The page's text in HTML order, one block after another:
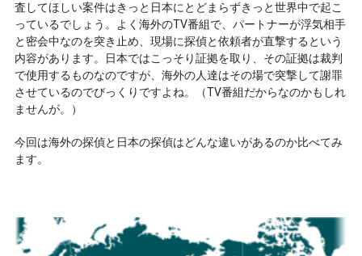
査してほしい案件はきっと日本にとどまらずきっと世界中で起こ
っているでしょう。よく海外のTV番組で、パートナーが浮気相手
と密会中なのを突き止め、現場に探偵と依頼者が直撃するという
内容があります。日本ではこっそり証拠を取り、その証拠は裁判
で使用するものなのですが、海外の人達はその場で突撃して謝罪
させているのでびっくりですよね。（TV番組だからなのかもしれ
ませんが。）
今回は海外の探偵と日本の探偵はどんな違いがあるのか比べてみ
ます。